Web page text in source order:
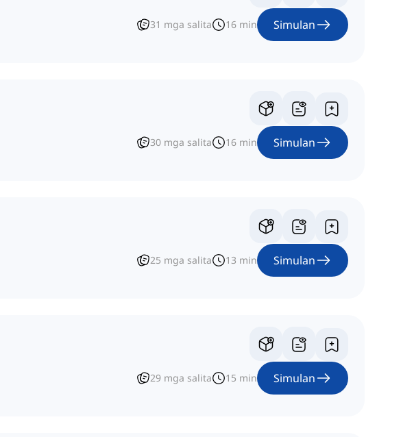
31 mga salita 16 min Simulan
30 mga salita 16 min Simulan
25 mga salita 13 min Simulan
29 mga salita 15 min Simulan